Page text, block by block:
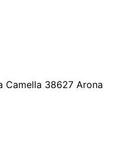
Camella 38627 Arona